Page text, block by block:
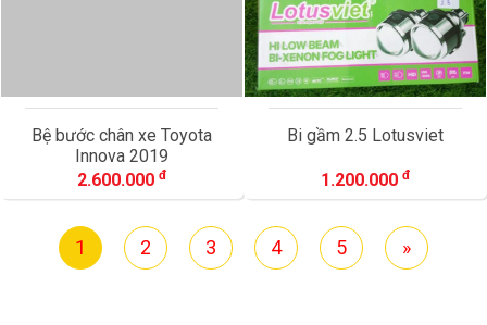
Bệ bước chân xe Toyota
Innova 2019
2.600.000 đ
Bi gầm 2.5 Lotusviet
1.200.000 đ
1 2 3 4 5 »